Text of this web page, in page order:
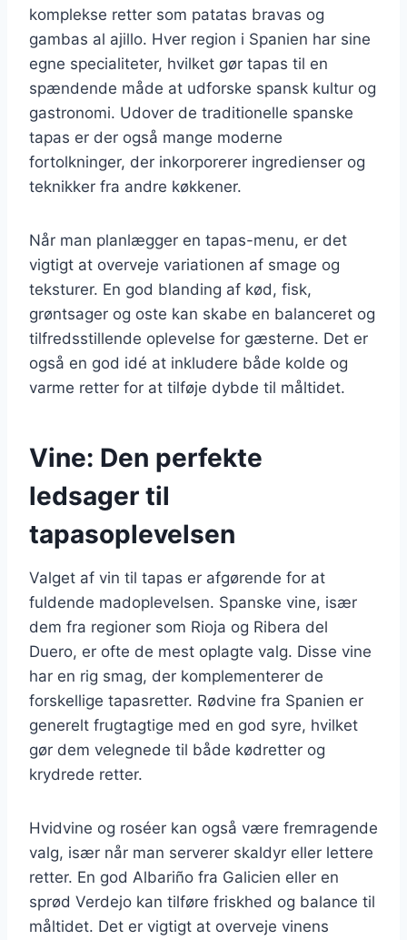
komplekse retter som patatas bravas og
gambas al ajillo. Hver region i Spanien har sine
egne specialiteter, hvilket gør tapas til en
spændende måde at udforske spansk kultur og
gastronomi. Udover de traditionelle spanske
tapas er der også mange moderne
fortolkninger, der inkorporerer ingredienser og
teknikker fra andre køkkener.
Når man planlægger en tapas-menu, er det
vigtigt at overveje variationen af smage og
teksturer. En god blanding af kød, fisk,
grøntsager og oste kan skabe en balanceret og
tilfredsstillende oplevelse for gæsterne. Det er
også en god idé at inkludere både kolde og
varme retter for at tilføje dybde til måltidet.
Vine: Den perfekte
ledsager til
tapasoplevelsen
Valget af vin til tapas er afgørende for at
fuldende madoplevelsen. Spanske vine, især
dem fra regioner som Rioja og Ribera del
Duero, er ofte de mest oplagte valg. Disse vine
har en rig smag, der komplementerer de
forskellige tapasretter. Rødvine fra Spanien er
generelt frugtagtige med en god syre, hvilket
gør dem velegnede til både kødretter og
krydrede retter.
Hvidvine og roséer kan også være fremragende
valg, især når man serverer skaldyr eller lettere
retter. En god Albariño fra Galicien eller en
sprød Verdejo kan tilføre friskhed og balance til
måltidet. Det er vigtigt at overveje vinens